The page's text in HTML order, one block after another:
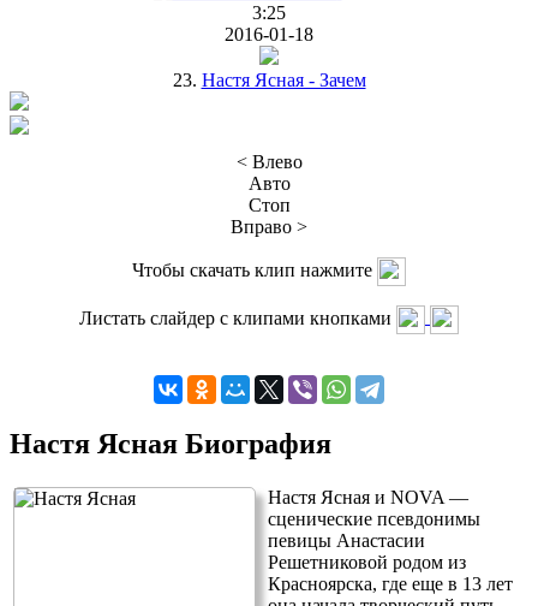
3:25
2016-01-18
23. Настя Ясная - Зачем
< Влево
Авто
Стоп
Вправо >
Чтобы скачать клип нажмите
Листать слайдер с клипами кнопками
Настя Ясная Биография
Настя Ясная и NOVA —
сценические псевдонимы
певицы Анастасии
Решетниковой родом из
Красноярска, где еще в 13 лет